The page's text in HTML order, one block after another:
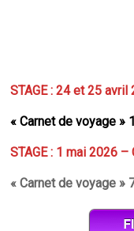
STAGE : 24 et 25 avril
« Carnet de voyage »
STAGE : 1 mai 2026 –
« Carnet de voyage »